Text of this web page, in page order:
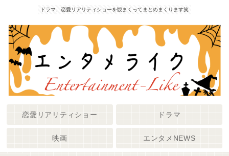
ドラマ、恋愛リアリティショーを観まくってまとめまくります笑
恋愛リアリティショー ドラマ
映画 エンタメNEWS